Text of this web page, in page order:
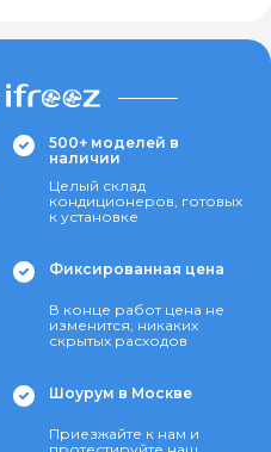
500+ моделей в
наличии
Целый склад
кондиционеров, готовых
к установке
Фиксированная цена
В конце работ цена не
изменится, никаких
скрытых расходов
Шоурум в Москве
Приезжайте к нам и